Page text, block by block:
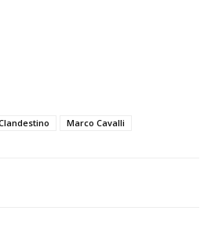
Marco Cavalli